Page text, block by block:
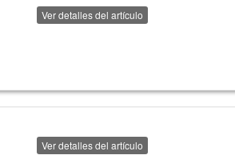
Ver detalles del artículo
Ver detalles del artículo